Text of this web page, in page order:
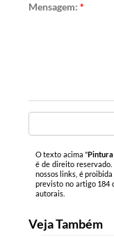
Mensagem:*
O texto acima "Pintura
é de direito reservado.
nossos links, é
previsto no artigo 184
autorais
Veja Também